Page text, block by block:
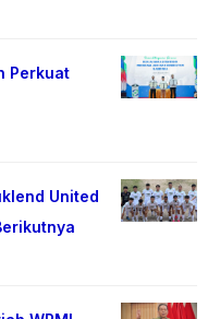
Perkuat
United